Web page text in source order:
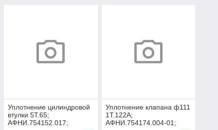
Уплотнение цилиндровой
втулки 5Т.65;
АФНИ.754152.017;
Уплотнение клапана ф111
1Т.122А;
АФНИ.754174.004-01;